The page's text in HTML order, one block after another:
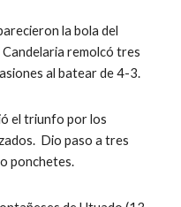
la bola del
remolcó tres
al batear de 4-3.
el triunfo por los
Dio paso a tres
ponchetes.